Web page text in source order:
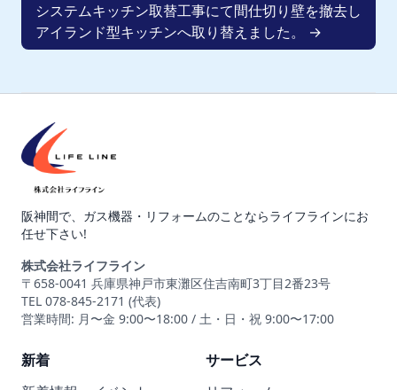
システムキッチン取替工事にて間仕切り壁を撤去し
アイランド型キッチンへ取り替えました。 →
阪神間で、ガス機器・リフォームのことならライフラインにお
任せ下さい!
株式会社ライフライン
〒658-0041 兵庫県神戸市東灘区住吉南町3丁目2番23号
TEL 078-845-2171 (代表)
営業時間: 月〜金 9:00〜18:00 / 土・日・祝 9:00〜17:00
新着
サービス